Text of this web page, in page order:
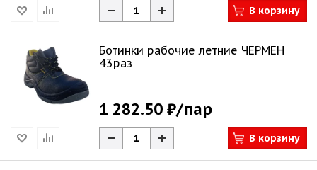
В корзину
Ботинки рабочие летние ЧЕРМЕН
43раз
1 282.50 ₽/пар
В корзину